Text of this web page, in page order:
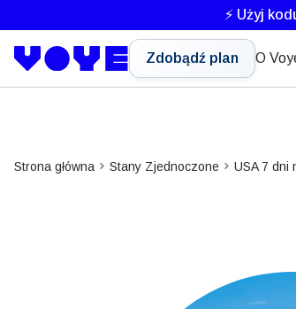
⚡ Użyj
Zdobądź plan O
Strona główna Stany Zjednoczone USA 7 dni